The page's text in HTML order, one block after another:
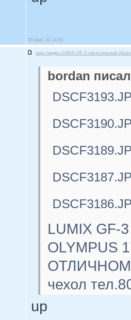
05 фев, 21 14:53
еще скидка LUMIX GF-3 светосильный
bordan
LUMIX GF-
OLYMPUS
ОТЛИЧНОМ
чехол
up